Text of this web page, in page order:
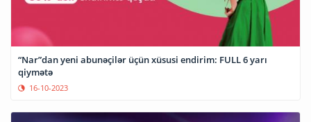
“Nar”dan yeni abunəçilər üçün xüsusi endirim: FULL 6 yarı
qiymətə
16-10-2023